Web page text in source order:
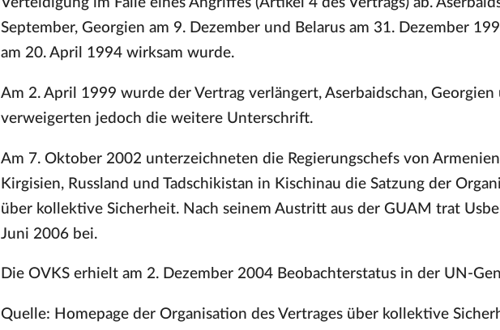
Verteidigung im Falle eines Angriffes (Artikel 4 des Vertrags) ab.
September, Georgien am 9. Dezember und Belarus am 31. Dezember
am 20. April 1994 wirksam wurde.
Am 2. April 1999 wurde der Vertrag verlängert, Aserbaidschan, Georgien
verweigerten jedoch die weitere Unterschrift.
Am 7. Oktober 2002 unterzeichneten die Regierungschefs von
Kirgisien, Russland und Tadschikistan in Kischinau die Satzung der
über kollektive Sicherheit. Nach seinem Austritt aus der GUAM trat
Juni 2006 bei.
Die OVKS erhielt am 2. Dezember 2004 Beobachterstatus in der UN-
Quelle: Homepage der Organisation des Vertrages über kollektive